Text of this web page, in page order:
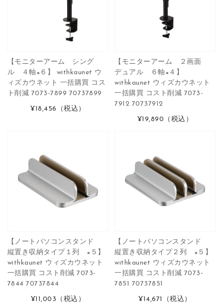
【モニターアーム シング
ル ４軸×６】 withkaunet ウ
ィズカウネット 一括購買 コス
ト削減 7073-7899 70737899
¥18,456 （税込）
【モニターアーム ２画面
デュアル ６軸×４】
withkaunet ウィズカウネット
一括購買 コスト削減 7073-
7912 70737912
¥19,890 （税込）
【ノートパソコンスタンド
縦置き収納タイプ１列 ×５】
withkaunet ウィズカウネット
一括購買 コスト削減 7073-
7844 70737844
¥11,003 （税込）
【ノートパソコンスタンド
縦置き収納タイプ２列 ×５】
withkaunet ウィズカウネット
一括購買 コスト削減 7073-
7851 70737851
¥14,671 （税込）